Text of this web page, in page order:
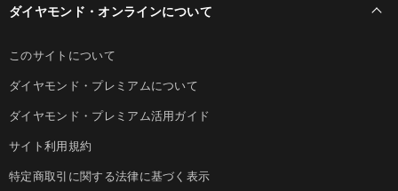
ダイヤモンド・オンラインについて
このサイトについて
ダイヤモンド・プレミアムについて
ダイヤモンド・プレミアム活用ガイド
サイト利用規約
特定商取引に関する法律に基づく表示